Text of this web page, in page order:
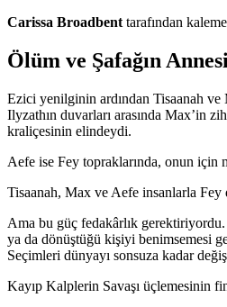
Carissa Broadbent tarafından
Ölüm ve Şafağın
Ezici yenilginin ardından Tisaanah ve
Ilyzathın duvarları arasında Max’in
kraliçesinin elindeydi.
Aefe ise Fey topraklarında, onun için
Tisaanah, Max ve Aefe insanlarla Fey
Ama bu güç fedakârlık
ya da dönüştüğü kişiyi benimsemesi
Seçimleri dünyayı sonsuza kadar
Kayıp Kalplerin Savaşı üçlemesinin